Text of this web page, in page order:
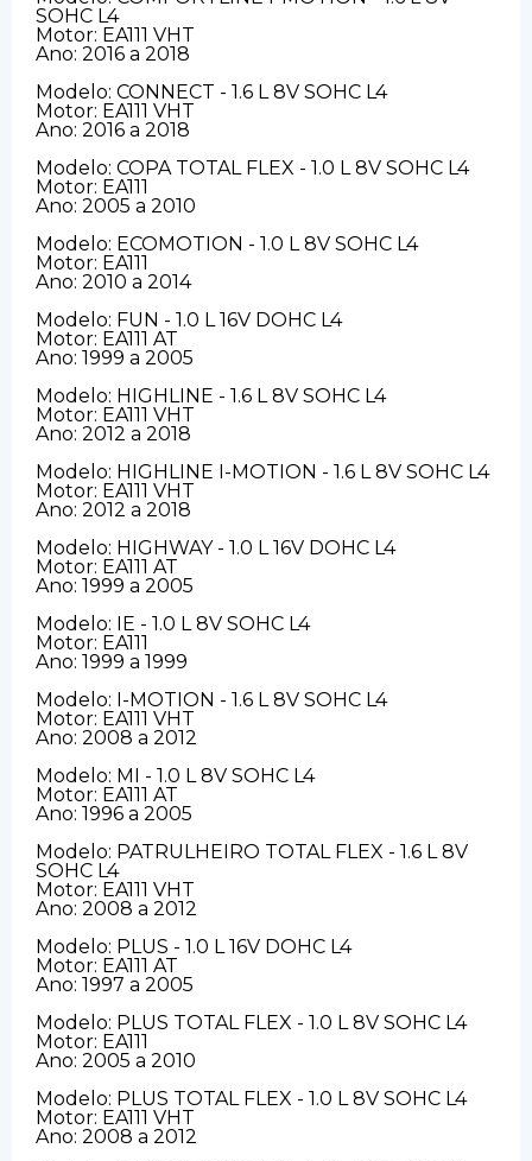
SOHC L4
Motor: EA111 VHT
Ano: 2016 a 2018
Modelo: CONNECT - 1.6 L 8V SOHC L4
Motor: EA111 VHT
Ano: 2016 a 2018
Modelo: COPA TOTAL FLEX - 1.0 L 8V SOHC L4
Motor: EA111
Ano: 2005 a 2010
Modelo: ECOMOTION - 1.0 L 8V SOHC L4
Motor: EA111
Ano: 2010 a 2014
Modelo: FUN - 1.0 L 16V DOHC L4
Motor: EA111 AT
Ano: 1999 a 2005
Modelo: HIGHLINE - 1.6 L 8V SOHC L4
Motor: EA111 VHT
Ano: 2012 a 2018
Modelo: HIGHLINE I-MOTION - 1.6 L 8V SOHC L4
Motor: EA111 VHT
Ano: 2012 a 2018
Modelo: HIGHWAY - 1.0 L 16V DOHC L4
Motor: EA111 AT
Ano: 1999 a 2005
Modelo: IE - 1.0 L 8V SOHC L4
Motor: EA111
Ano: 1999 a 1999
Modelo: I-MOTION - 1.6 L 8V SOHC L4
Motor: EA111 VHT
Ano: 2008 a 2012
Modelo: MI - 1.0 L 8V SOHC L4
Motor: EA111 AT
Ano: 1996 a 2005
Modelo: PATRULHEIRO TOTAL FLEX - 1.6 L 8V
SOHC L4
Motor: EA111 VHT
Ano: 2008 a 2012
Modelo: PLUS - 1.0 L 16V DOHC L4
Motor: EA111 AT
Ano: 1997 a 2005
Modelo: PLUS TOTAL FLEX - 1.0 L 8V SOHC L4
Motor: EA111
Ano: 2005 a 2010
Modelo: PLUS TOTAL FLEX - 1.0 L 8V SOHC L4
Motor: EA111 VHT
Ano: 2008 a 2012